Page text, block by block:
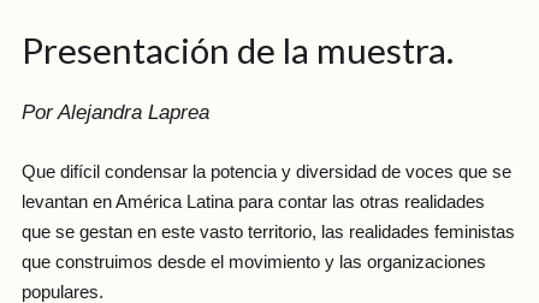
Presentación de la muestra.
Por Alejandra Laprea
Que difícil condensar la potencia y diversidad de voces que se
levantan en América Latina para contar las otras realidades
que se gestan en este vasto territorio, las realidades feministas
que construimos desde el movimiento y las organizaciones
populares.